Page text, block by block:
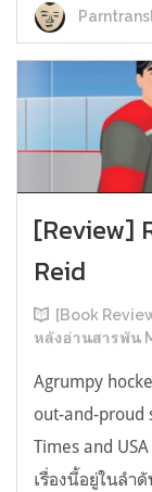
[Review]
Reid
[Book
หลังอ่านสารพัน
Agrumpy
out-and-proud
Times and
เรื่องนี้อยู่ในลำ